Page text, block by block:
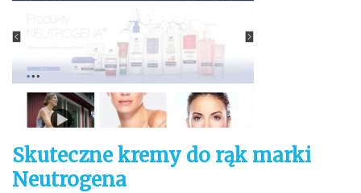
Skuteczne kremy do rąk marki
Neutrogena